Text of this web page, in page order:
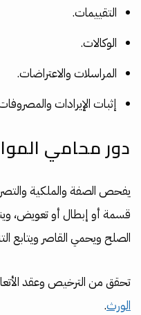
التقييمات.
الوكالات.
المراسلات والاعتراضات.
إثبات الإيرادات
دور محامي
يفحص الصفة والملكية
قسمة أو إبطال أو تعويض،
الصلح ويحمي القاصر ويتابع
تحقق من الترخيص وعقد
الورث.